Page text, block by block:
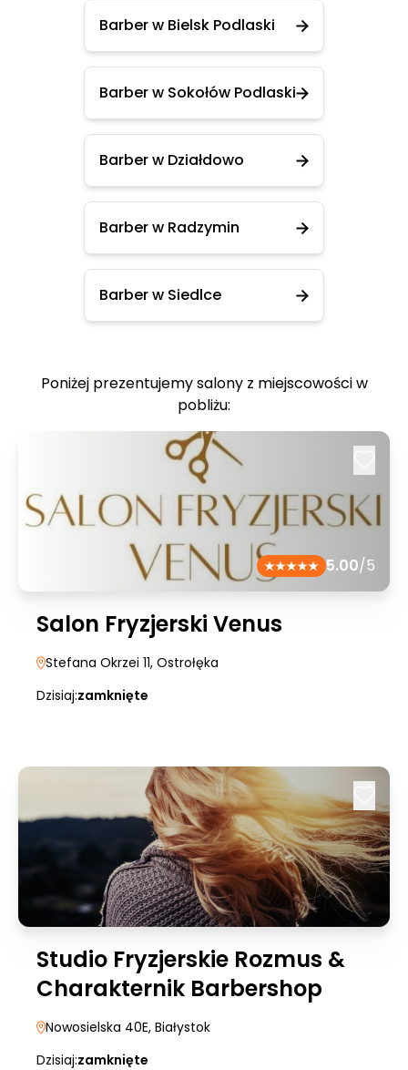
Barber w Bielsk Podlaski
Barber w Sokołów Podlaski
Barber w Działdowo
Barber w Radzymin
Barber w Siedlce
Poniżej prezentujemy salony z miejscowości w
pobliżu:
5.00/5
Salon Fryzjerski Venus
Stefana Okrzei 11, Ostrołęka
Dzisiaj:zamknięte
Studio Fryzjerskie Rozmus &
Charakternik Barbershop
Nowosielska 40E, Białystok
Dzisiaj:zamknięte